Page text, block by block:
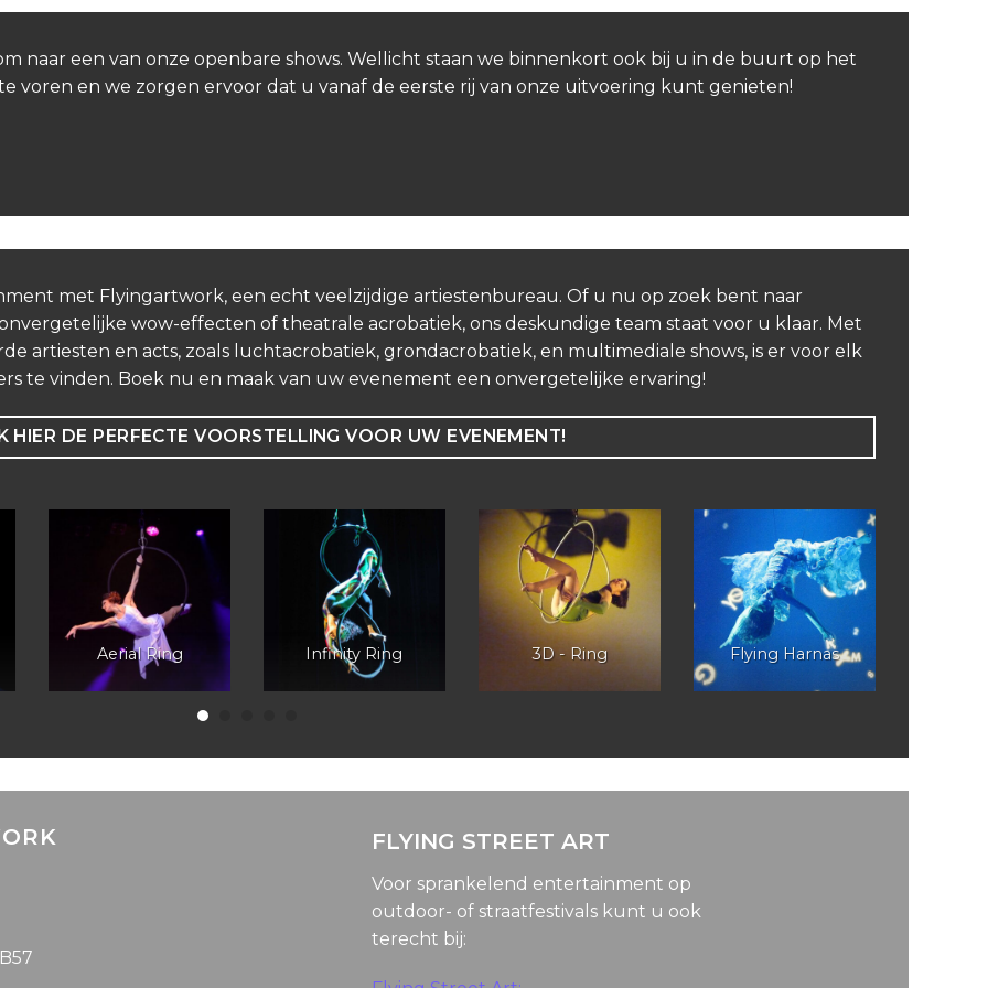
naar een van onze openbare shows. Wellicht staan we binnenkort ook bij u in de buurt op het
voren en we zorgen ervoor dat u vanaf de eerste rij van onze uitvoering kunt genieten!
met Flyingartwork, een echt veelzijdige artiestenbureau. Of u nu op zoek bent naar
wow-effecten of theatrale acrobatiek, ons deskundige team staat voor u klaar. Met
artiesten en acts, zoals luchtacrobatiek, grondacrobatiek, en multimediale shows, is er voor elk
te vinden. Boek nu en maak van uw evenement een onvergetelijke ervaring!
HIER DE PERFECTE VOORSTELLING VOOR UW EVENEMENT!
Aerial Ring Infinity Ring 3D - Ring Flying Harnas
FLYING STREET ART
Voor sprankelend entertainment op
outdoor- of straatfestivals kunt u ook
terecht bij: